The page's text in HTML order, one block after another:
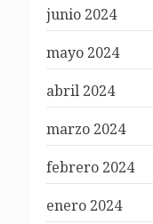
junio 2024
mayo 2024
abril 2024
marzo 2024
febrero 2024
enero 2024